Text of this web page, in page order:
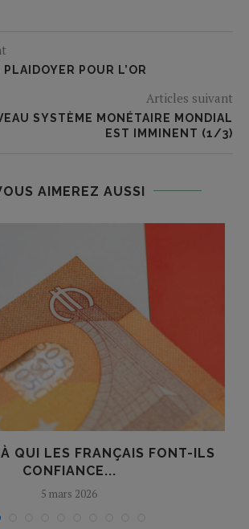
POUR L’OR
Articles suivant
SYSTÈME MONÉTAIRE MONDIAL
EST IMMINENT (1/3)
AIMEREZ AUSSI
QUI LES FRANÇAIS FONT-ILS
CONFIANCE...
5 mars 2026